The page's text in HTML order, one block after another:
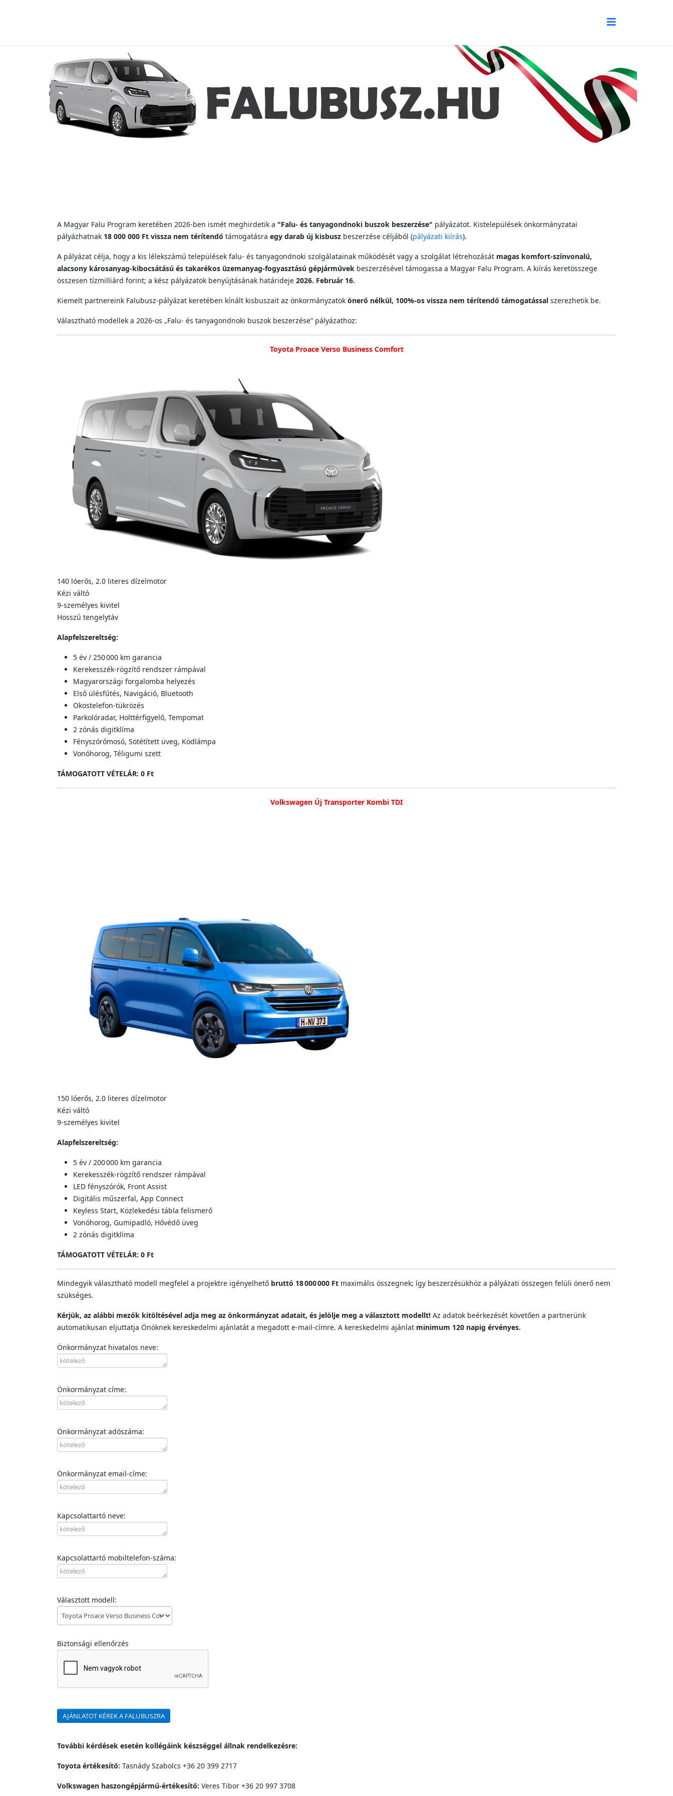
A Magyar Falu Program keretében 2026-ben ismét meghirdetik a "Falu- és tanyagondnoki buszok beszerzése" pályázatot. Kistelepülések önkormányzatai
pályázhatnak 18 000 000 Ft vissza nem térítendő támogatásra egy darab új kisbusz beszerzése céljából (pályázati kiírás).
A pályázat célja, hogy a kis lélekszámú települések falu‑ és tanyagondnoki szolgálatainak működését vagy a szolgálat létrehozását magas komfort‑színvonalú,
alacsony károsanyag‑kibocsátású és takarékos üzemanyag‑fogyasztású gépjárművek beszerzésével támogassa a Magyar Falu Program. A kiírás keretösszege
összesen tízmilliárd forint; a kész pályázatok benyújtásának határideje 2026. Február 16.
Kiemelt partnereink Falubusz‑pályázat keretében kínált kisbuszait az önkormányzatok önerő nélkül, 100%‑os vissza nem térítendő támogatással szerezhetik be.
Választható modellek a 2026‑os „Falu‑ és tanyagondnoki buszok beszerzése” pályázathoz:
Toyota Proace Verso Business Comfort
140 lóerős, 2.0 literes dízelmotor
Kézi váltó
9‑személyes kivitel
Hosszú tengelytáv
Alapfelszereltség:
5 év / 250 000 km garancia
Kerekesszék-rögzítő rendszer rámpával
Magyarországi forgalomba helyezés
Első ülésfűtés, Navigáció, Bluetooth
Okostelefon-tükrözés
Parkolóradar, Holttérfigyelő, Tempomat
2 zónás digitklíma
Fényszórómosó, Sötétített üveg, Ködlámpa
Vonóhorog, Téligumi szett
TÁMOGATOTT VÉTELÁR: 0 Ft
Volkswagen Új Transporter Kombi TDI
150 lóerős, 2.0 literes dízelmotor
Kézi váltó
9‑személyes kivitel
Alapfelszereltség:
5 év / 200 000 km garancia
Kerekesszék-rögzítő rendszer rámpával
LED fényszórók, Front Assist
Digitális műszerfal, App Connect
Keyless Start, Közlekedési tábla felismerő
Vonóhorog, Gumipadló, Hővédő üveg
2 zónás digitklíma
TÁMOGATOTT VÉTELÁR: 0 Ft
Mindegyik választható modell megfelel a projektre igényelhető bruttó 18 000 000 Ft maximális összegnek; így beszerzésükhöz a pályázati összegen felüli önerő nem
szükséges.
Kérjük, az alábbi mezők kitöltésével adja meg az önkormányzat adatait, és jelölje meg a választott modellt! Az adatok beérkezését követően a partnerünk
automatikusan eljuttatja Önöknek kereskedelmi ajánlatát a megadott e‑mail‑címre. A kereskedelmi ajánlat minimum 120 napig érvényes.
Önkormányzat hivatalos neve:
Önkormányzat címe:
Önkormányzat adószáma:
Önkormányzat email-címe:
Kapcsolattartó neve:
Kapcsolattartó mobiltelefon-száma:
Választott modell:
Biztonsági ellenőrzés
AJÁNLATOT KÉREK A FALUBUSZRA
További kérdések esetén kollégáink készséggel állnak rendelkezésre:
Toyota értékesítő: Tasnády Szabolcs +36 20 399 2717
Volkswagen haszongépjármű‑értékesítő: Veres Tibor +36 20 997 3708